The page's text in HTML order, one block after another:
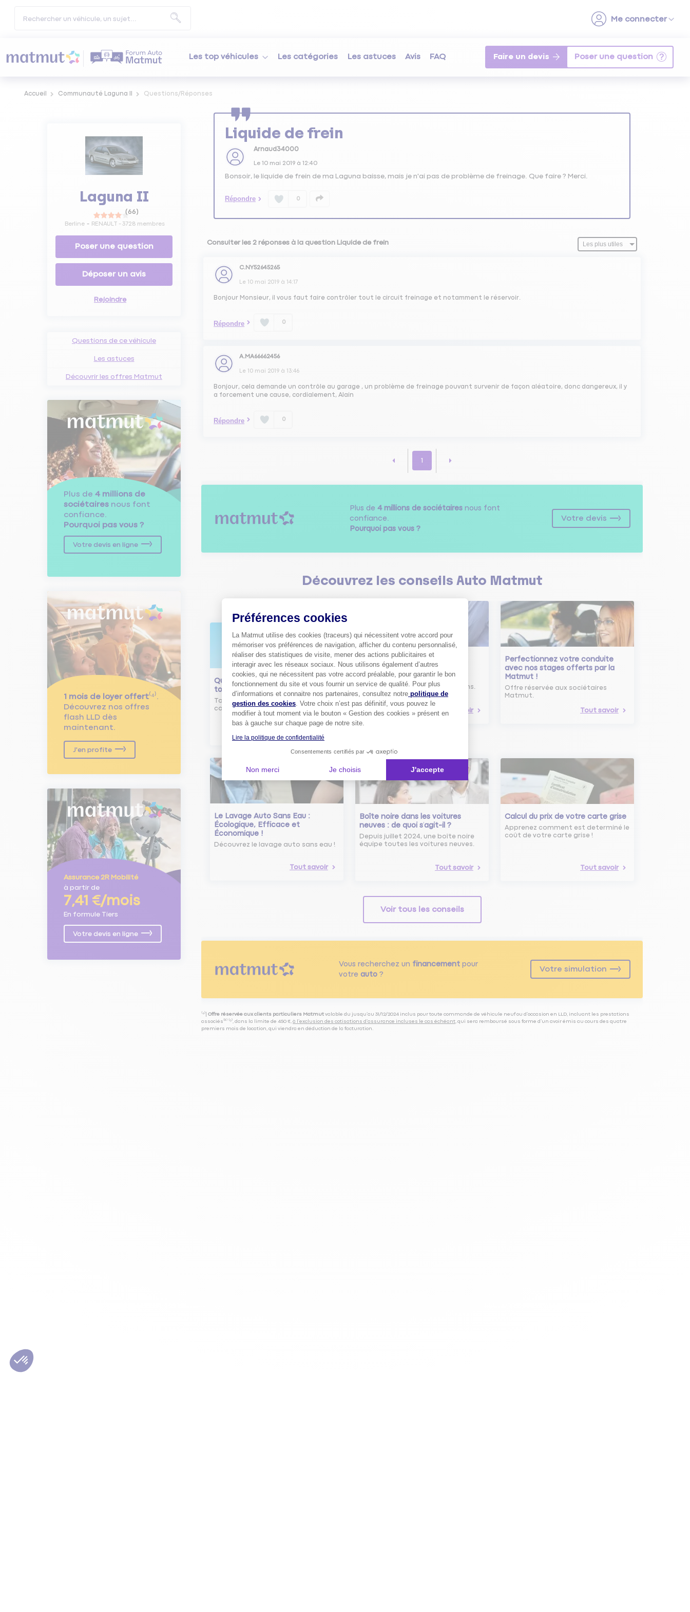
Les top véhicules Les catégories Les astuces Avis FAQ Faire un devis
Accueil Communauté Laguna II Questions/Réponses
Laguna II
(66)
Berline RENAULT - 3728membres
Poser une question
Déposer un avis
Rejoindre
Questions de ce véhicule
Les astuces
Découvrir les offres Matmut
Plus de 4 millions de
sociétaires nous font
confiance.
Pourquoi pas vous ?
Votre devis en ligne
1 mois de loyer offert⁽⁴⁾.
Découvrez nos offres
flash LLD dès
maintenant.
J'en profite
Assurance 2R Mobilité
à partir de
7,41 €/mois
En formule Tiers
Votre devis en ligne
Liquide de frein
Arnaud34000
Le 10 mai 2019à 12:40
Bonsoir, le liquide de frein de ma Laguna baisse, mais je n'ai pas de problème de freinage. Que faire ? Merci.
Répondre 0
Consulter les 2 réponses à la question Liquide de frein
C.NY52645265
Le 10 mai 2019 à 14:17
Bonjour Monsieur, il vous faut faire contrôler tout le circuit freinage et notamment le réservoir.
Répondre 0
A.MA66662456
Le 10 mai 2019 à 13:46
Bonjour, cela demande un contrôle au garage , un problème de freinage pouvant survenir de façon aléatoire, donc dangereux, il y
a forcement une cause, cordialement, Alain
Répondre 0
1
Plus de 4 millions de sociétairesnous font
confiance.
Pourquoi pas vous ?
Votre devis
Découvrez les conseils Auto Matmut
Qu'est-ce que le nouveau radar
tourelle ?
Tout savoir sur le radar tourelle et
comment éviter les infractions.
Comment bien choisir son
assurance auto ?
Conseils pour choisir la meilleure
assurance auto selon vos besoins.
Tout savoir
Perfectionnez votre conduite
avec nos stages offerts par la
Matmut !
Offre réservée aux sociétaires
Matmut.
Tout savoir
Le Lavage Auto Sans Eau :
Écologique, Efficace et
Économique !
Découvrez le lavage auto sans eau !
Tout savoir
Boîte noire dans les voitures
neuves : de quoi s’agit-il ?
Depuis juillet 2024, une boîte noire
équipe toutes les voitures neuves.
Tout savoir
Calcul du prix de votre carte grise
Apprenez comment est determiné le
coût de votre carte grise !
Tout savoir
Voir tous les conseils
Vous recherchez un financementpour
votre auto?
Votre simulation
⁽⁴⁾| Offre réservée aux clients particuliers Matmut valable du jusqu’au 31/12/2024 inclus pour toute commande de véhicule neuf ou d’occasion en LLD, incluant les prestations
associés⁽³⁾ ⁽⁵⁾, dans la limite de 450 €, à l’exclusion des cotisations d’assurance incluses le cas échéant , qui sera remboursé sous forme d’un avoir émis au cours des quatre
premiers mois de location, qui viendra en déduction de la facturation.
Préférences cookies
La Matmut utilise des cookies (traceurs) qui nécessitent votre accord pour
mémoriser vos préférences de navigation, afficher du contenu personnalisé,
réaliser des statistiques de visite, mener des actions publicitaires et
interagir avec les réseaux sociaux. Nous utilisons également d’autres
cookies, qui ne nécessitent pas votre accord préalable, pour garantir le bon
fonctionnement du site et vous fournir un service de qualité. Pour plus
d’informations et connaitre nos partenaires, consultez notre politique de
gestion des cookies . Votre choix n’est pas définitif, vous pouvez le
modifier à tout moment via le bouton « Gestion des cookies » présent en
bas à gauche sur chaque page de notre site.
Lire la politique de confidentialité
Consentements certifiés par
Non merci Je choisis J'accepte
Axeptio consent